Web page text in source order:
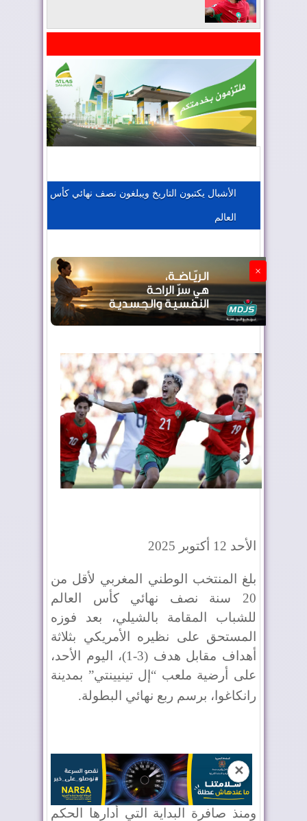
المغرب يعزز موقعه في صناعة الطيران
الجزائر تستسلم لفرنسا
الأشبال يكتبون التاريخ ويبلغون نصف نهائي كأس
العالم
×
الأحد 12 أكتوبر 2025
بلغ المنتخب الوطني المغربي لأقل من
20 سنة نصف نهائي كأس العالم
للشباب المقامة بالشيلي، بعد فوزه
المستحق على نظيره الأمريكي بثلاثة
أهداف مقابل هدف (3-1)، اليوم الأحد،
على أرضية ملعب “إل تينيينتي” بمدينة
رانكاغوا، برسم ربع نهائي البطولة.
✕
ومنذ صافرة البداية التي أدارها الحكم